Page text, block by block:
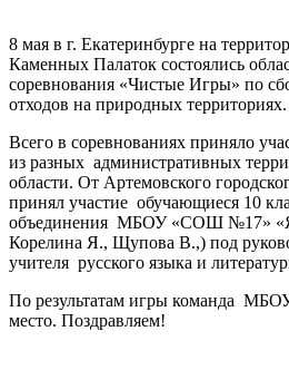
8 мая в г. Екатеринбурге на
Каменных Палаток состоялись
соревнования «Чистые Игры» по
отходов на природных территориях.
Всего в соревнованиях приняло
из разных административных
области. От Артемовского
принял участие обучающиеся 10
объединения МБОУ «СОШ №17» «Я
Корелина Я., Щупова В.,) под
учителя русского языка и
По результатам игры команда
место. Поздравляем!